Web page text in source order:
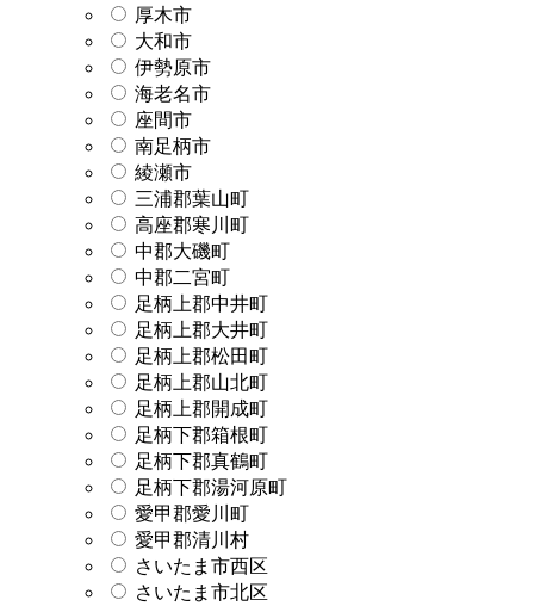
厚木市
大和市
伊勢原市
海老名市
座間市
南足柄市
綾瀬市
三浦郡葉山町
高座郡寒川町
中郡大磯町
中郡二宮町
足柄上郡中井町
足柄上郡大井町
足柄上郡松田町
足柄上郡山北町
足柄上郡開成町
足柄下郡箱根町
足柄下郡真鶴町
足柄下郡湯河原町
愛甲郡愛川町
愛甲郡清川村
さいたま市西区
さいたま市北区